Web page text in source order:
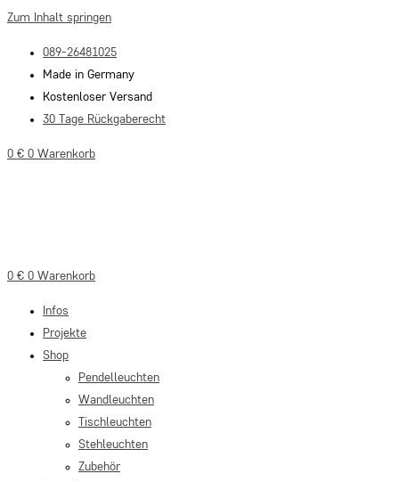
Zum Inhalt springen
089-26481025
Made in Germany
Kostenloser Versand
30 Tage Rückgaberecht
0 € 0 Warenkorb
0 € 0 Warenkorb
Infos
Projekte
Shop
Pendelleuchten
Wandleuchten
Tischleuchten
Stehleuchten
Zubehör